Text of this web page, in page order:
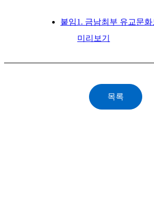
붙임1. 금남최부 유교문
미리보기